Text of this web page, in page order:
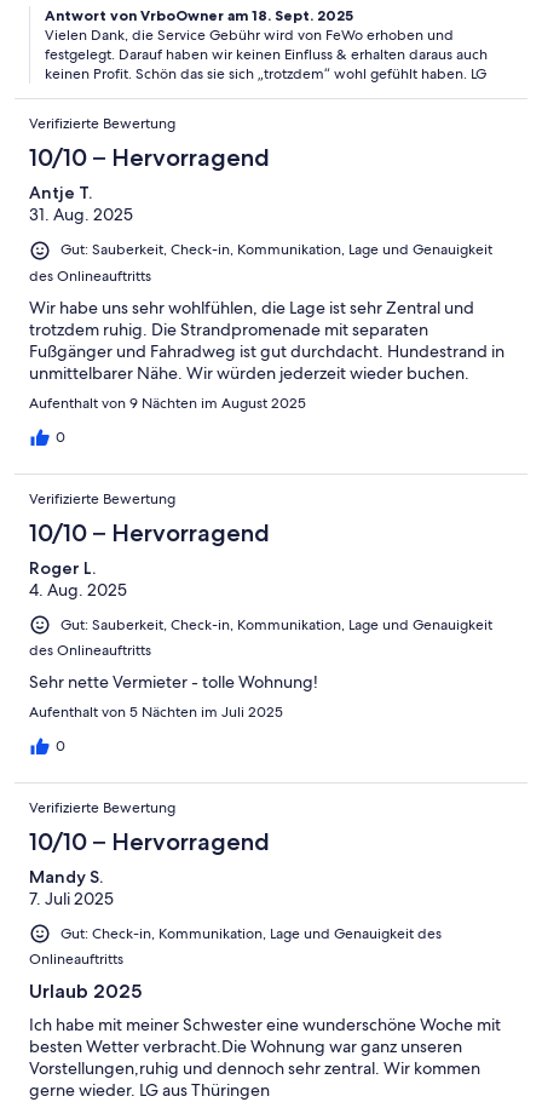
Antwort von VrboOwner am 18. Sept. 2025
Vielen Dank, die Service Gebühr wird von FeWo erhoben und
festgelegt. Darauf haben wir keinen Einfluss & erhalten daraus auch
keinen Profit. Schön das sie sich „trotzdem“ wohl gefühlt haben. LG
Verifizierte Bewertung
10/10 – Hervorragend
Antje T.
31. Aug. 2025
Gut: Sauberkeit, Check-in, Kommunikation, Lage und Genauigkeit
des Onlineauftritts
Wir habe uns sehr wohlfühlen, die Lage ist sehr Zentral und
trotzdem ruhig. Die Strandpromenade mit separaten
Fußgänger und Fahradweg ist gut durchdacht. Hundestrand in
unmittelbarer Nähe. Wir würden jederzeit wieder buchen.
Aufenthalt von 9 Nächten im August 2025
0
Verifizierte Bewertung
10/10 – Hervorragend
Roger L.
4. Aug. 2025
Gut: Sauberkeit, Check-in, Kommunikation, Lage und Genauigkeit
des Onlineauftritts
Sehr nette Vermieter - tolle Wohnung!
Aufenthalt von 5 Nächten im Juli 2025
0
Verifizierte Bewertung
10/10 – Hervorragend
Mandy S.
7. Juli 2025
Gut: Check-in, Kommunikation, Lage und Genauigkeit des
Onlineauftritts
Urlaub 2025
Ich habe mit meiner Schwester eine wunderschöne Woche mit
besten Wetter verbracht.Die Wohnung war ganz unseren
Vorstellungen,ruhig und dennoch sehr zentral. Wir kommen
gerne wieder. LG aus Thüringen